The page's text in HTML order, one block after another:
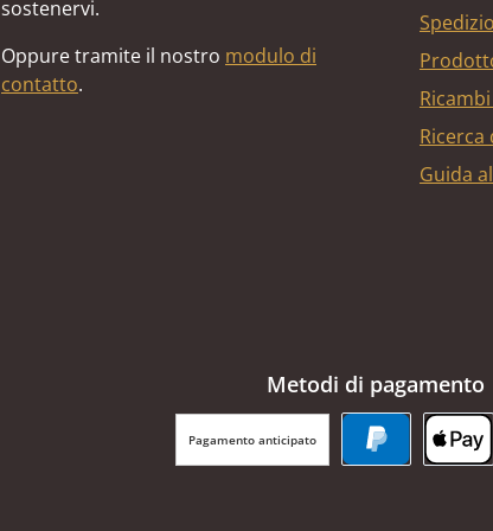
sostenervi.
Oppure tramite il nostro modulo di
contatto.
Guida
Metodi di pagamento
Pagamento anticipato